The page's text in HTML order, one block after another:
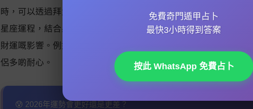
時，可以透過拜太歲或佩戴太歲符嚟化解危機。另外， 占星之門
星座運程，結合星曜特質
，等你可以從西方占星角度
財運嘅影響。例如，木星入事業宮可能預示轉工或創業好時機，
侶多啲耐心。
😰 2026年運勢會更好還是更差？
免費奇門遁甲占卜
最快3小時得到答案
按此 WhatsApp 免費占卜